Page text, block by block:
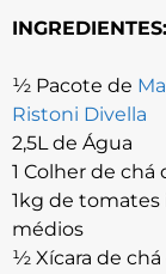
INGREDIENTES:
½ Pacote de
Ristoni Divella
2,5L de Água
1 Colher de chá
1kg de tomates
médios
½ Xícara de chá